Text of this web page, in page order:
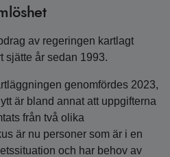
av regeringen kartlagt
sjätte år sedan 1993.
genomfördes 2023,
är bland annat att uppgifterna
från två olika
är nu personer som är i en
och har behov av